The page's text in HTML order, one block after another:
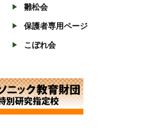
雛松会
保護者専用ページ
こぼれ会